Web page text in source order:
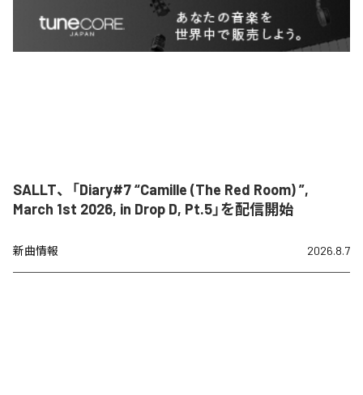
SALLT、「Diary#7 “Camille (The Red Room) ”,
March 1st 2026, in Drop D, Pt.5」を配信開始
新曲情報 2026.8.7